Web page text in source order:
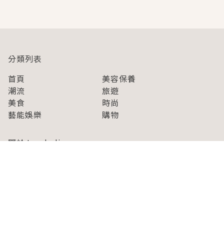
分類列表
首頁
美容保養
潮流
旅遊
美食
時尚
藝能娛樂
購物
關於Japaholic